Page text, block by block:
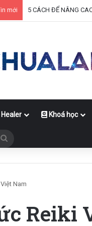
mới 5 CÁCH ĐỂ NÂNG
Healer Khoá học
Nam
Reiki